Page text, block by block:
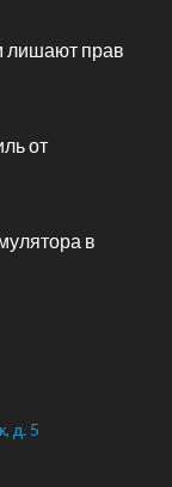
лишают прав
от
в
д. 5